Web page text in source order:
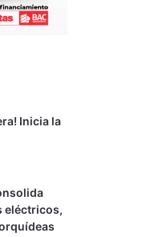
Inicia la
eléctricos,